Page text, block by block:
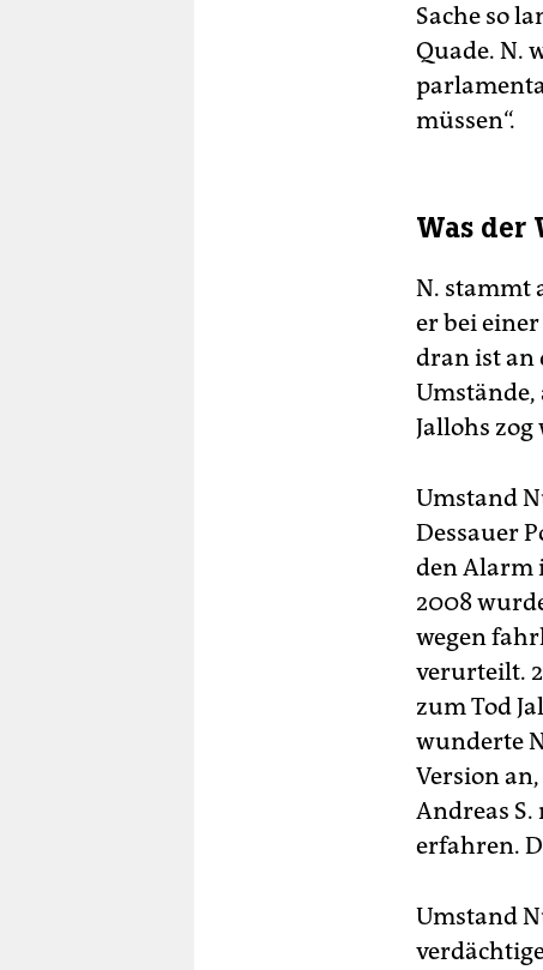
Sache so
Quade. N.
müssen“.
Was der
N. stammt
er bei
dran ist an
Umstände,
Jallohs
Umstand
Dessauer
den Alarm
2008
wegen
verurteilt.
zum Tod
wunderte
Version
Andreas
erfahren.
Umstand